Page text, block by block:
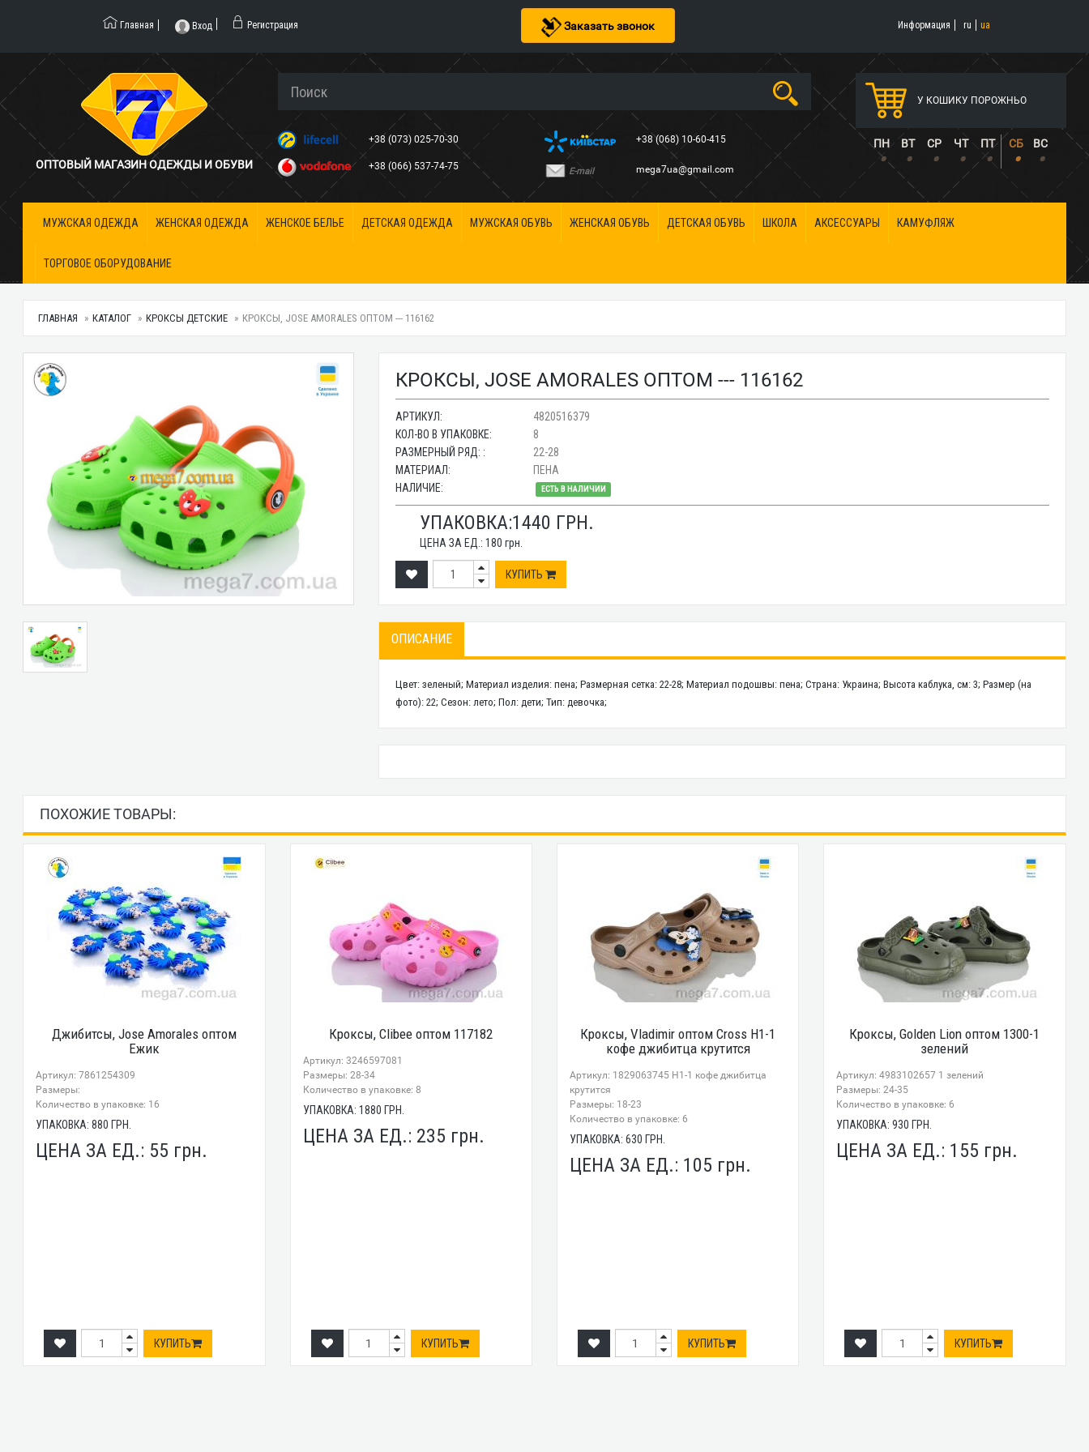
Заказать звонок
Главная Вход Регистрация Информация ru ua
ОПТОВЫЙ МАГАЗИН ОДЕЖДЫ И ОБУВИ
+38 (073) 025-70-30
+38 (066) 537-74-75
+38 (068) 10-60-415
E-mail mega7ua@gmail.com
У КОШИКУ ПОРОЖНЬО
ПН ВТ СР ЧТ ПТ СБ ВС
• • • • • • •
МУЖСКАЯ ОДЕЖДА ЖЕНСКАЯ ОДЕЖДА ЖЕНСКОЕ БЕЛЬЕ ДЕТСКАЯ ОДЕЖДА МУЖСКАЯ ОБУВЬ ЖЕНСКАЯ ОБУВЬ ДЕТСКАЯ ОБУВЬ ШКОЛА АКСЕССУАРЫ КАМУФЛЯЖ
ТОРГОВОЕ ОБОРУДОВАНИЕ
ГЛАВНАЯ КАТАЛОГ КРОКСЫ ДЕТСКИЕ КРОКСЫ, JOSE AMORALES ОПТОМ --- 116162
КРОКСЫ, JOSE AMORALES ОПТОМ --- 116162
АРТИКУЛ:
4820516379
КОЛ-ВО В УПАКОВКЕ:
8
РАЗМЕРНЫЙ РЯД: :
22-28
МАТЕРИАЛ:
ПЕНА
НАЛИЧИЕ:
ЕСТЬ В НАЛИЧИИ
УПАКОВКА:1440 ГРН.
ЦЕНА ЗА ЕД.:180 грн.
КУПИТЬ
ОПИСАНИЕ
Цвет: зеленый; Материал изделия: пена; Размерная сетка: 22-28; Материал подошвы: пена; Страна: Украина; Высота каблука, см: 3; Размер (на
фото): 22; Сезон: лето; Пол: дети; Тип: девочка;
ПОХОЖИЕ ТОВАРЫ:
Джибитсы, Jose Amorales оптом
Ежик
Артикул: 7861254309
Размеры:
Количество в упаковке: 16
УПАКОВКА:880 ГРН.
ЦЕНА ЗА ЕД.: 55 грн.
КУПИТЬ
Кроксы, Clibee оптом 117182
Артикул: 3246597081
Размеры: 28-34
Количество в упаковке: 8
УПАКОВКА: 1880 ГРН.
ЦЕНА ЗА ЕД.: 235 грн.
КУПИТЬ
Кроксы, Vladimir оптом Cross H1-1
кофе джибитца крутится
Артикул: 1829063745 H1-1 кофе джибитца
крутится
Размеры: 18-23
Количество в упаковке: 6
УПАКОВКА: 630 ГРН.
ЦЕНА ЗА ЕД.: 105 грн.
КУПИТЬ
Кроксы, Golden Lion оптом 1300-1
зелений
Артикул: 4983102657 1 зелений
Размеры: 24-35
Количество в упаковке: 6
УПАКОВКА:930 ГРН.
ЦЕНА ЗА ЕД.: 155 грн.
КУПИТЬ